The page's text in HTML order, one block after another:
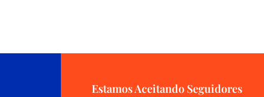
Estamos Aceitando Seguidores